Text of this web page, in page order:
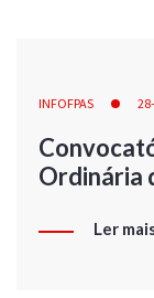
INFOFPAS
Ordinária
Ler